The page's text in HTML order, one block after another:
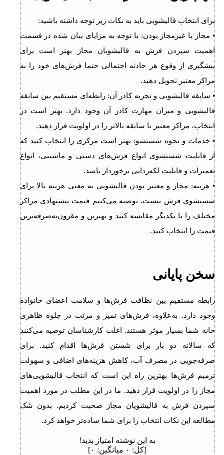
برای انتخاب قالیشویی باید به نکات زیر توجه داشته باشید:
• مجاز یا غیرمجاز بودن: با توجه به مزایای بیان شده در قسمت
اهمیت سپردن فرش به قالیشویان مجاز بهتر است برای
پیشگیری از وقوع هر حادثه احتمالی حتما فرش‌های خود را به
مراکز معتبر تحویل دهید.
• سابقه قالیشویی و تجربه کادر آن: رابطه‌ای مستقیم بین سابقه
قالیشویی و میزان مهارت کادر آن وجود دارد. بهتر است در
انتخاب، مراکز معتبر با سابقه بالاتر را در اولویت قرار دهید.
• خدمات و نحوه شستشو: بهتر است مرکزی را انتخاب کنید که
از قابلیت شستشوی انواع فرش‌های دستی و ماشینی، انواع
تعمیرات و قابلیت لکه‌زدایی برخوردار باشد.
• هزینه: مجاز و معتبر بودن قالیشویی به معنی هزینه بالا برای
شستشوی فرش نیست. توصیه می‌کنیم قیمت پیشنهادی مراکز
مختلف را با یکدیگر مقایسه کنید و بهترین و مقرون‌به‌صرفه‌ترین
قیمت را انتخاب کنید.
سخن پایانی
رابطه مستقیم بین نظافت فرش‌ها و سلامت اعضای خانواده
وجود دارد. به‌علاوه، فرش‌های تمیز و مرتب در جلوه ظاهری
خانه شما بسیار موثر هستند. اغلب کارشناسان توصیه می‌کنند
که سالانه دو بار برای شستن فرش‌ها اقدام کنید. برای
صرفه‌جویی در مصرف آب، کاهش هزینه‌های اضافی و سهولت
ترمیم فرش‌ها بهترین راه این است که انتخاب قالیشویی‌های
مجاز را در اولویت قرار دهید. ما در این مطلب در مورد اهمیت
سپردن فرش به قالیشویان مجاز صحبت کردیم. بدون شک
مطالعه این نکات انتخاب را برای شما ساده‌تر خواهد کرد.
به این نوشته امتیاز بدید!
[کل: ۰ میانگین: ۰]